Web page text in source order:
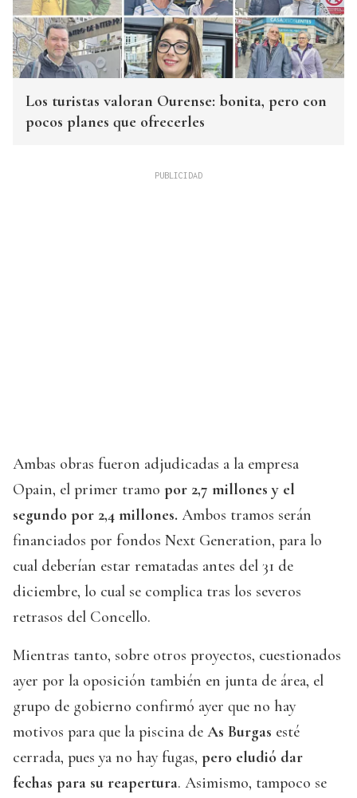
Los turistas valoran Ourense: bonita, pero con
pocos planes que ofrecerles
Ambas obras fueron adjudicadas a la empresa
Opain, el primer tramo por 2,7 millones y el
segundo por 2,4 millones. Ambos tramos serán
financiados por fondos Next Generation, para lo
cual deberían estar rematadas antes del 31 de
diciembre, lo cual se complica tras los severos
retrasos del Concello.
Mientras tanto, sobre otros proyectos, cuestionados
ayer por la oposición también en junta de área, el
grupo de gobierno confirmó ayer que no hay
motivos para que la piscina de As Burgas esté
cerrada, pues ya no hay fugas, pero eludió dar
fechas para su reapertura. Asimismo, tampoco se